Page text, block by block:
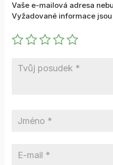
Vaše e-mailová adresa
Vyžadované informace